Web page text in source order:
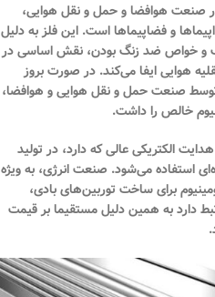
صنعت هوافضا و حمل و نقل هوایی،
و فضاپیماها است. این فلز به دلیل
و خواص ضد زنگ بودن، نقش اساسی در
هوایی ایفا می‌کند. در صورت بروز
توسط صنعت حمل و نقل هوایی و هوافضا،
خالص را داشت.
الکتریکی عالی که دارد، در تولید
استفاده می‌شود. صنعت انرژی، به ویژه
برای ساخت توربین‌های بادی،
دارد به همین دلیل مستقیما بر قیمت